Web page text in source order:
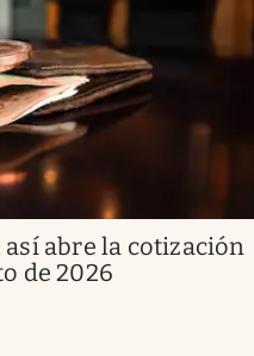
abre la cotización
de 2026